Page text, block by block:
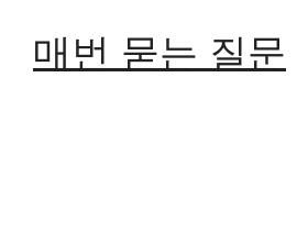
매번 묻는 질문